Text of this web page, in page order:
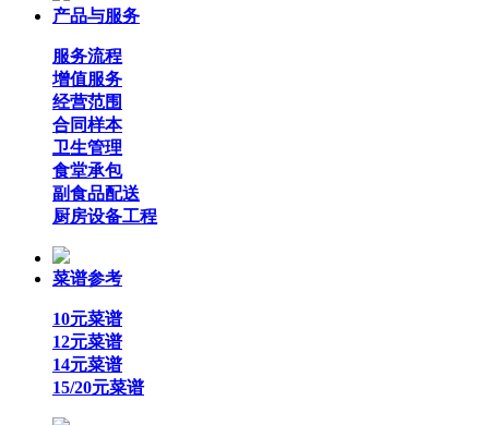
产品与服务
服务流程
增值服务
经营范围
合同样本
卫生管理
食堂承包
副食品配送
厨房设备工程
菜谱参考
10元菜谱
12元菜谱
14元菜谱
15/20元菜谱